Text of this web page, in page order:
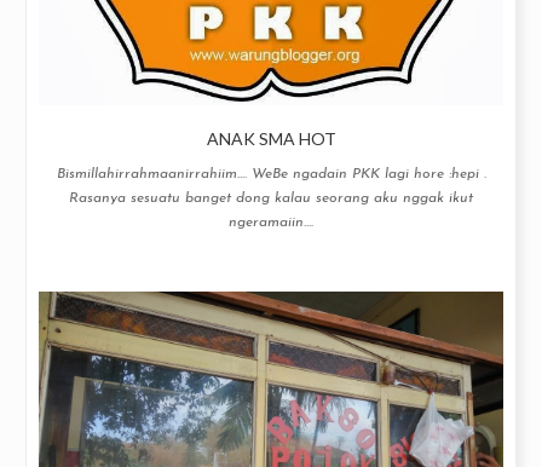
ANAK SMA HOT
Bismillahirrahmaanirrahiim…. WeBe ngadain PKK lagi hore :hepi .
Rasanya sesuatu banget dong kalau seorang aku nggak ikut
ngeramaiin....